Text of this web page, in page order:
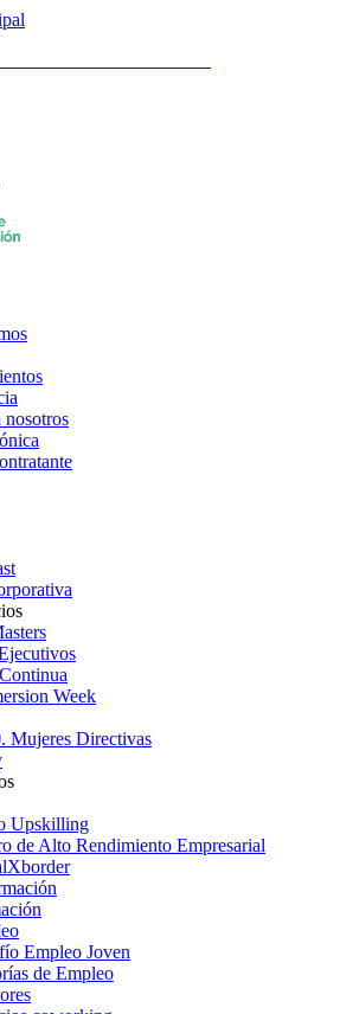
nosotros
Week
Mujeres Directivas
Upskilling
de Alto Rendimiento Empresarial
Empleo Joven
de Empleo